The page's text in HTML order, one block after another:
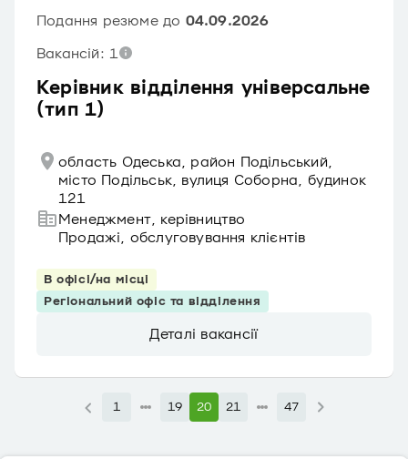
Керівник відділення універсальне
(тип 1)
Подання резюме до 04.09.2026
Вакансій: 1
область Одеська, район Подільський,
місто Подільськ, вулиця Соборна, будинок
121
Менеджмент, керівництво
Продажі, обслуговування клієнтів
В офісі/на місці
Регіональний офіс та відділення
Деталі вакансії
1 19 20 21 47